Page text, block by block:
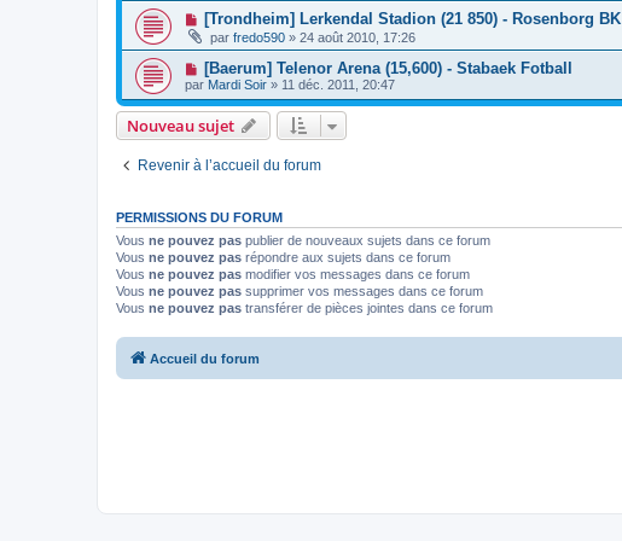
[Trondheim] Lerkendal Stadion (21 850) - Rosenborg BK
par fredo590 » 24 août 2010, 17:26
[Baerum] Telenor Arena (15,600) - Stabaek Fotball
par Mardi Soir » 11 déc. 2011, 20:47
Nouveau sujet
Revenir à l’accueil du forum
PERMISSIONS DU FORUM
Vous ne pouvez pas publier de nouveaux sujets dans ce forum
Vous ne pouvez pas répondre aux sujets dans ce forum
Vous ne pouvez pas modifier vos messages dans ce forum
Vous ne pouvez pas supprimer vos messages dans ce forum
Vous ne pouvez pas transférer de pièces jointes dans ce forum
Accueil du forum